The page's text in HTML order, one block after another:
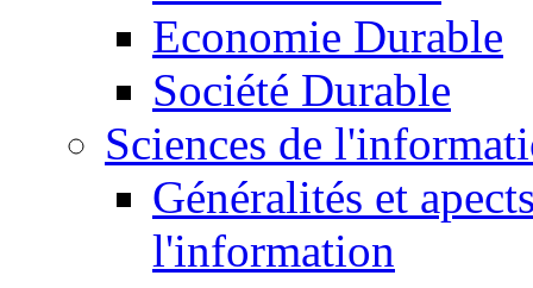
Economie Durable
Société Durable
Sciences de
Généralités et
l'information